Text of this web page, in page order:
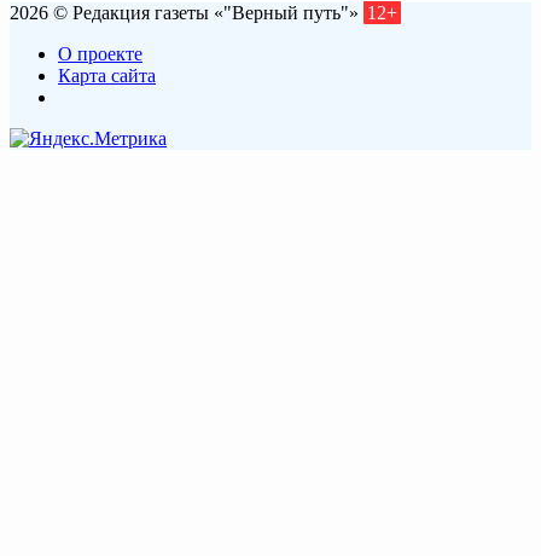
2026 © Редакция газеты «"Верный путь"» 12+
О проекте
Карта сайта